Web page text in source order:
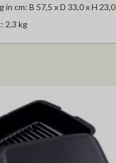
in cm: B 57,5 ​​x D 33,0 x H 23,0
2,3 kg